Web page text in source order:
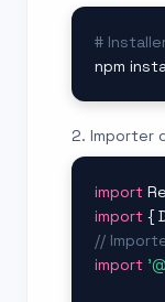
#
npm
2. Importer
import
import {
//
import